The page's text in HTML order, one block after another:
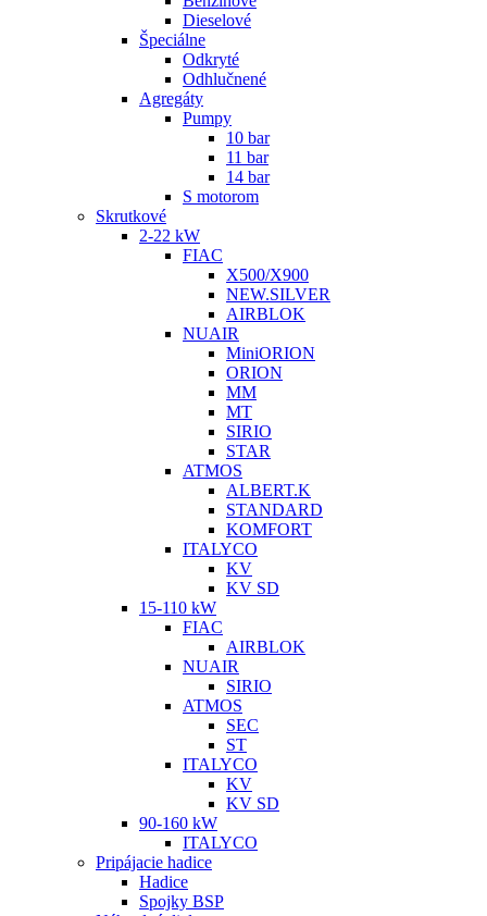
Dieselové
Špeciálne
Odkryté
Odhlučnené
Agregáty
Pumpy
10 bar
11 bar
14 bar
S motorom
Skrutkové
2-22 kW
FIAC
X500/X900
NEW.SILVER
AIRBLOK
NUAIR
MiniORION
ORION
MM
MT
SIRIO
STAR
ATMOS
ALBERT.K
STANDARD
KOMFORT
ITALYCO
KV
KV SD
15-110 kW
FIAC
AIRBLOK
NUAIR
SIRIO
ATMOS
SEC
ST
ITALYCO
KV
KV SD
90-160 kW
ITALYCO
Pripájacie hadice
Hadice
Spojky BSP